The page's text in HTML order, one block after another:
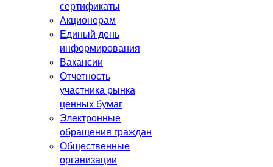
сертификаты
Акционерам
Единый день
информирования
Вакансии
Отчетность
участника рынка
ценных бумаг
Электронные
обращения граждан
Общественные
организации